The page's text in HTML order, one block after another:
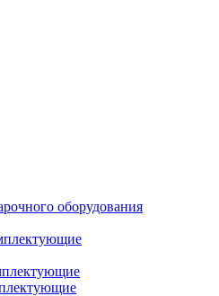
оборудования